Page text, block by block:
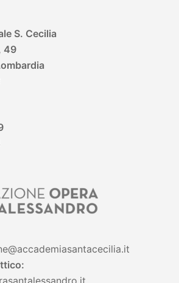
S. Cecilia
49